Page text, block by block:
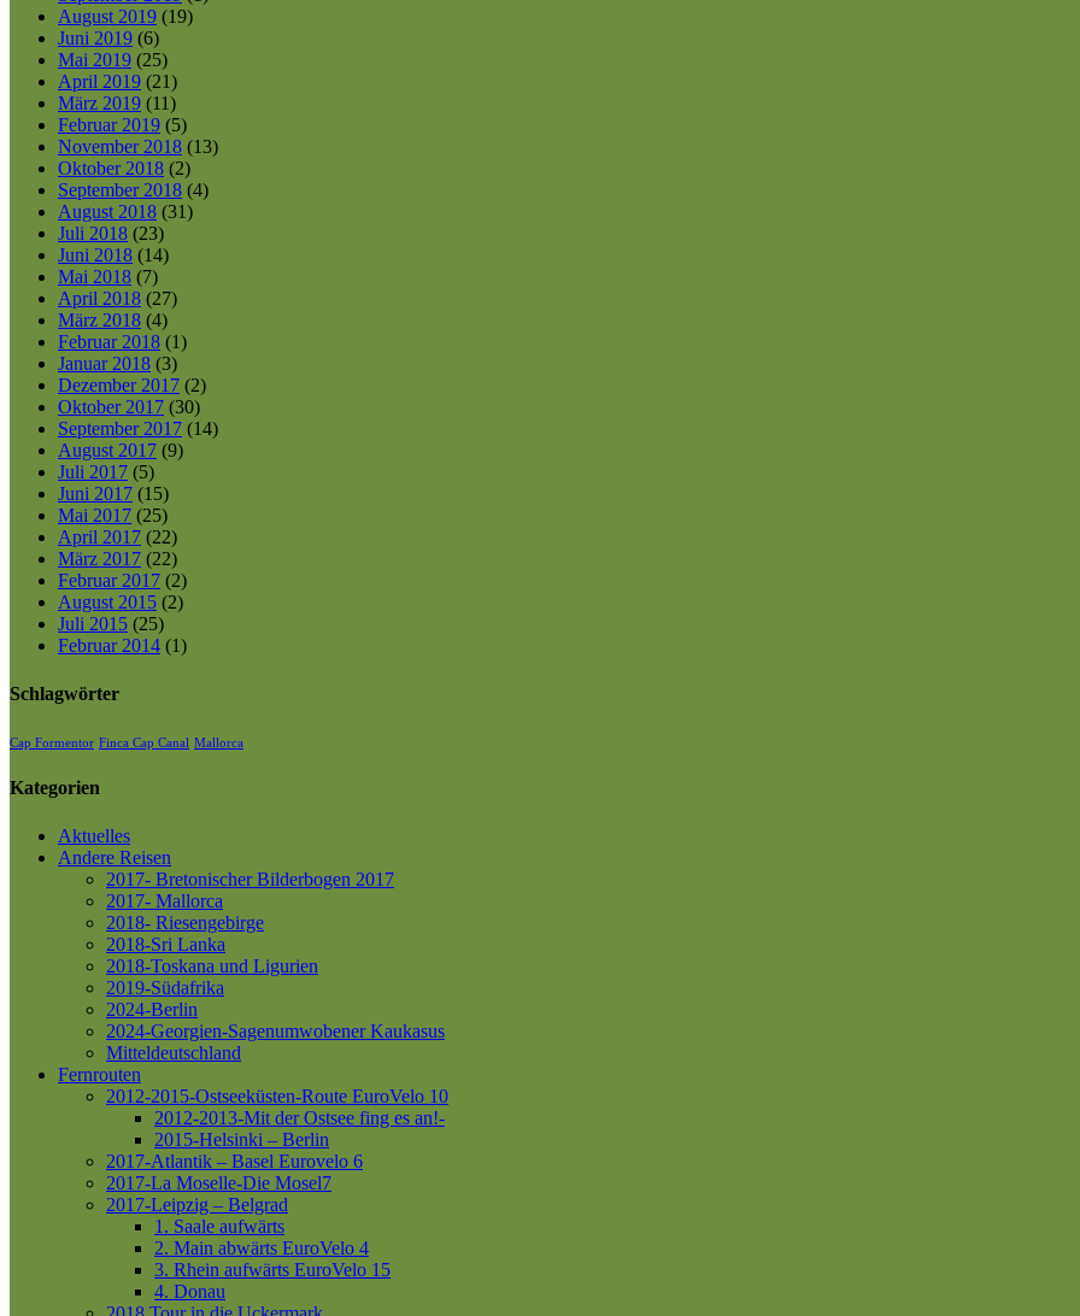
August 2019 (19)
Juni 2019 (6)
Mai 2019 (25)
April 2019 (21)
März 2019 (11)
Februar 2019 (5)
November 2018 (13)
Oktober 2018 (2)
September 2018 (4)
August 2018 (31)
Juli 2018 (23)
Juni 2018 (14)
Mai 2018 (7)
April 2018 (27)
März 2018 (4)
Februar 2018 (1)
Januar 2018 (3)
Dezember 2017 (2)
Oktober 2017 (30)
September 2017 (14)
August 2017 (9)
Juli 2017 (5)
Juni 2017 (15)
Mai 2017 (25)
April 2017 (22)
März 2017 (22)
Februar 2017 (2)
August 2015 (2)
Juli 2015 (25)
Februar 2014 (1)
Schlagwörter
Cap Formentor Finca Cap Canal Mallorca
Kategorien
Aktuelles
Andere Reisen
2017- Bretonischer Bilderbogen 2017
2017- Mallorca
2018- Riesengebirge
2018-Sri Lanka
2018-Toskana und Ligurien
2019-Südafrika
2024-Berlin
2024-Georgien-Sagenumwobener Kaukasus
Mitteldeutschland
Fernrouten
2012-2015-Ostseeküsten-Route EuroVelo 10
2012-2013-Mit der Ostsee fing es an!-
2015-Helsinki – Berlin
2017-Atlantik – Basel Eurovelo 6
2017-La Moselle-Die Mosel7
2017-Leipzig – Belgrad
1. Saale aufwärts
2. Main abwärts EuroVelo 4
3. Rhein aufwärts EuroVelo 15
4. Donau